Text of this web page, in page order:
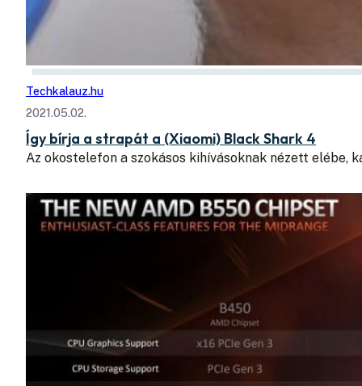
Techkalauz.hu
2021.05.02.
Így bírja a strapát a (Xiaomi) Black Shark 4
Az okostelefon a szokásos kihívásoknak nézett elébe,